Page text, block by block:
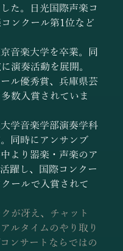
た。日光国際声楽コ
ンクール第1位など
音楽大学を卒業。同
演奏活動を展開。
ル優秀賞、兵庫県芸
数入賞されていま
学音楽学部演奏学科
同時にアンサンブ
より器楽・声楽のア
躍し、国際コンクー
ールで入賞されて
が冴え、チャット
ルタイムのやり取り
ンサートならではの